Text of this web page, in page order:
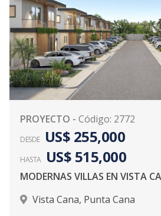
PROYECTO - Código: 2772
DESDE US$ 255,000
HASTA US$ 515,000
MODERNAS VILLAS EN VISTA
Vista Cana, Punta Cana